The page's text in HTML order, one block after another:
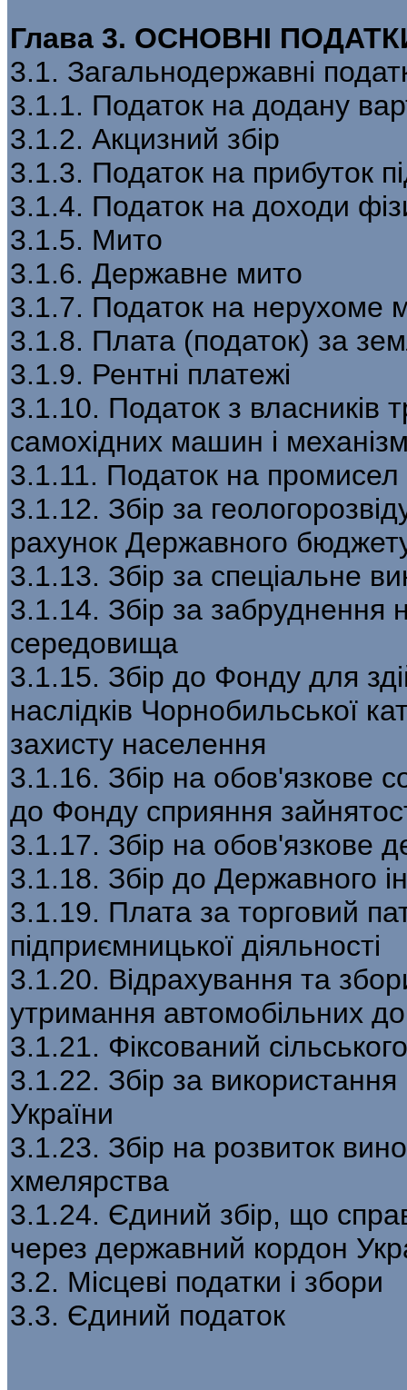
Глава 3. ОСНОВНІ
3.1. Загальнодержавні
3.1.1. Податок на додану
3.1.2. Акцизний збір
3.1.3. Податок на прибуток
3.1.4. Податок на доходи
3.1.5. Мито
3.1.6. Державне мито
3.1.7. Податок на нерухоме
3.1.8. Плата (податок) за
3.1.9. Рентні платежі
3.1.10. Податок з власників
самохідних машин і
3.1.11. Податок на промисел
3.1.12. Збір за
рахунок Державного
3.1.13. Збір за спеціальне
3.1.14. Збір за забруднення
середовища
3.1.15. Збір до Фонду для
наслідків Чорнобильської
захисту населення
3.1.16. Збір на обов'язкове
до Фонду сприяння
3.1.17. Збір на обов'язкове
3.1.18. Збір до Державного
3.1.19. Плата за торговий
підприємницької діяльності
3.1.20. Відрахування та
утримання автомобільних
3.1.21. Фіксований
3.1.22. Збір за використання
України
3.1.23. Збір на розвиток
хмелярства
3.1.24. Єдиний збір, що
через державний кордон
3.2. Місцеві податки і збори
3.3. Єдиний податок